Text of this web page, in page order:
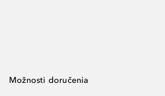
Možnosti doručenia